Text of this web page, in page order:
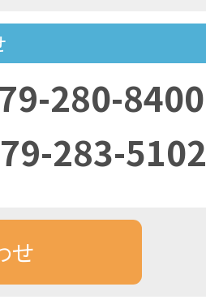
280-8400
283-5102
せ